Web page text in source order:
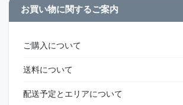
お買い物に関するご案内
ご購入について
送料について
配送予定とエリアについて